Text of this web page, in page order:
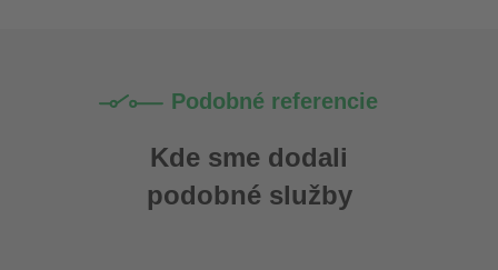
Podobné referencie
Kde sme dodali
podobné služby